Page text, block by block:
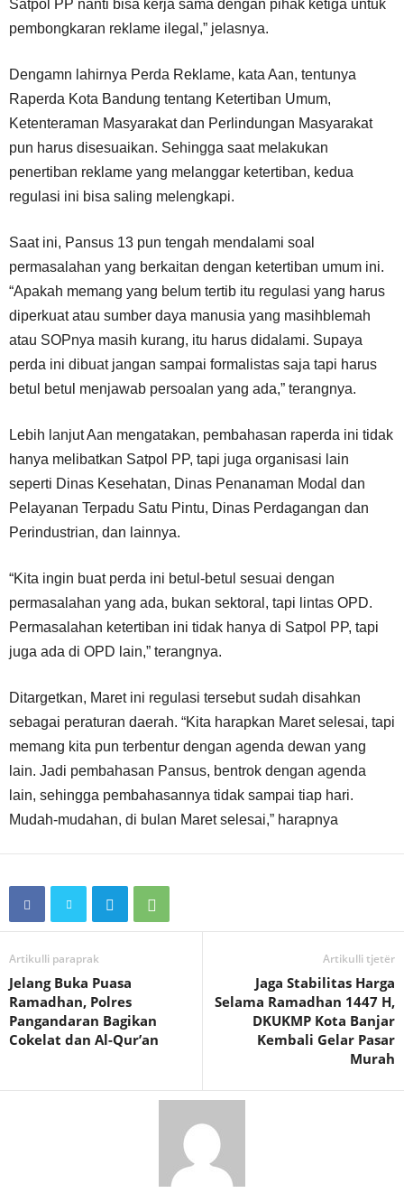
Satpol PP nanti bisa kerja sama dengan pihak ketiga untuk
pembongkaran reklame ilegal,” jelasnya.
Dengamn lahirnya Perda Reklame, kata Aan, tentunya
Raperda Kota Bandung tentang Ketertiban Umum,
Ketenteraman Masyarakat dan Perlindungan Masyarakat
pun harus disesuaikan. Sehingga saat melakukan
penertiban reklame yang melanggar ketertiban, kedua
regulasi ini bisa saling melengkapi.
Saat ini, Pansus 13 pun tengah mendalami soal
permasalahan yang berkaitan dengan ketertiban umum ini.
“Apakah memang yang belum tertib itu regulasi yang harus
diperkuat atau sumber daya manusia yang masihblemah
atau SOPnya masih kurang, itu harus didalami. Supaya
perda ini dibuat jangan sampai formalistas saja tapi harus
betul betul menjawab persoalan yang ada,” terangnya.
Lebih lanjut Aan mengatakan, pembahasan raperda ini tidak
hanya melibatkan Satpol PP, tapi juga organisasi lain
seperti Dinas Kesehatan, Dinas Penanaman Modal dan
Pelayanan Terpadu Satu Pintu, Dinas Perdagangan dan
Perindustrian, dan lainnya.
“Kita ingin buat perda ini betul-betul sesuai dengan
permasalahan yang ada, bukan sektoral, tapi lintas OPD.
Permasalahan ketertiban ini tidak hanya di Satpol PP, tapi
juga ada di OPD lain,” terangnya.
Ditargetkan, Maret ini regulasi tersebut sudah disahkan
sebagai peraturan daerah. “Kita harapkan Maret selesai, tapi
memang kita pun terbentur dengan agenda dewan yang
lain. Jadi pembahasan Pansus, bentrok dengan agenda
lain, sehingga pembahasannya tidak sampai tiap hari.
Mudah-mudahan, di bulan Maret selesai,” harapnya
Artikulli paraprak
Jelang Buka Puasa
Ramadhan, Polres
Pangandaran Bagikan
Cokelat dan Al-Qur’an
Artikulli tjetër
Jaga Stabilitas Harga
Selama Ramadhan 1447 H,
DKUKMP Kota Banjar
Kembali Gelar Pasar
Murah